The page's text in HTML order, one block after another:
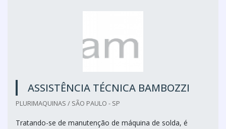
ASSISTÊNCIA TÉCNICA BAMBOZZI
PLURIMAQUINAS / SÃO PAULO - SP
Tratando-se de manutenção de máquina de solda, é